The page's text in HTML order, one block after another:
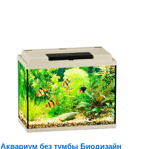
Аквариум без тумбы Биодизайн